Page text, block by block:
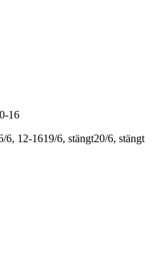
16
6, 12-1619/6, stängt20/6, stängt